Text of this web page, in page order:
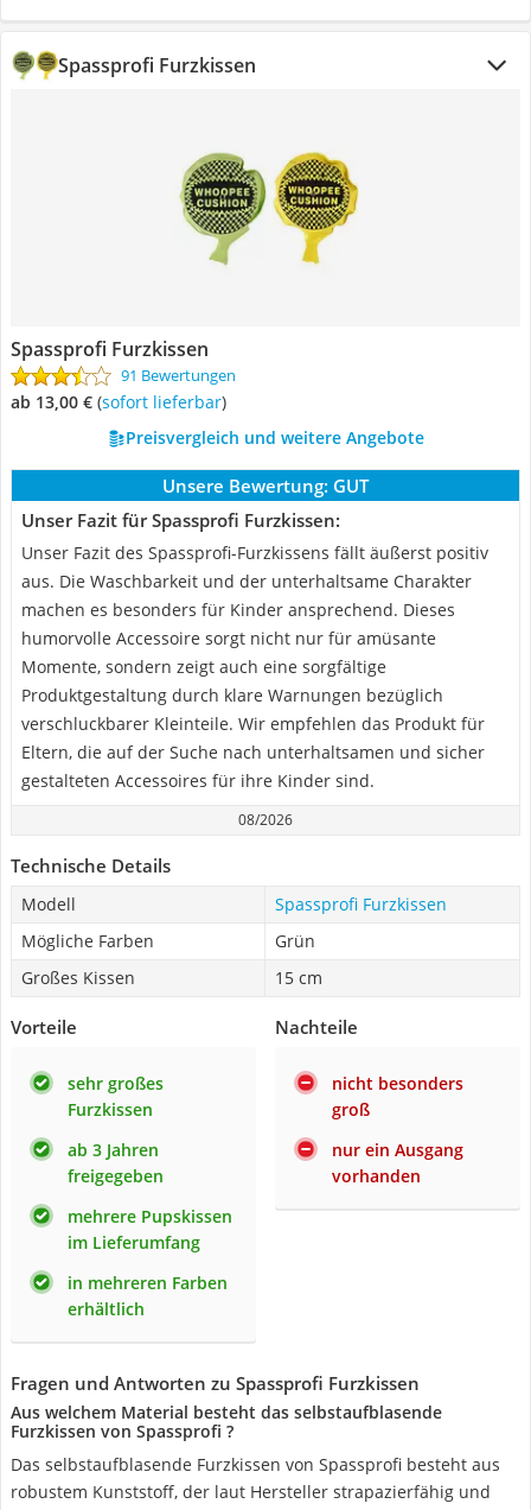
Spassprofi Furzkissen
Spassprofi Furzkissen
91 Bewertungen
ab 13,00 € ( Sofort lieferbar)
Preisvergleich und weitere Angebote
Unsere Bewertung: GUT
Unser Fazit für Spassprofi Furzkissen:
Unser Fazit des Spassprofi-Furzkissens fällt äußerst positiv
aus. Die Waschbarkeit und der unterhaltsame Charakter
machen es besonders für Kinder ansprechend. Dieses
humorvolle Accessoire sorgt nicht nur für amüsante
Momente, sondern zeigt auch eine sorgfältige
Produktgestaltung durch klare Warnungen bezüglich
verschluckbarer Kleinteile. Wir empfehlen das Produkt für
Eltern, die auf der Suche nach unterhaltsamen und sicher
gestalteten Accessoires für ihre Kinder sind.
08/2026
Technische Details
Modell
Spassprofi Furzkissen
Mögliche Farben
Grün
Großes Kissen
15 cm
Vorteile
sehr großes
Furzkissen
ab 3 Jahren
freigegeben
mehrere Pupskissen
im Lieferumfang
in mehreren Farben
erhältlich
Nachteile
nicht besonders
groß
nur ein Ausgang
vorhanden
Fragen und Antworten zu Spassprofi Furzkissen
Aus welchem Material besteht das selbstaufblasende
Furzkissen von Spassprofi ?
Das selbstaufblasende Furzkissen von Spassprofi besteht aus
robustem Kunststoff, der laut Hersteller strapazierfähig und